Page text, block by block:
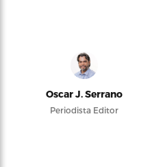
Oscar J. Serrano
Periodista Editor